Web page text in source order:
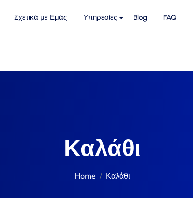
Σχετικά με Εμάς Υπηρεσίες Blog FAQ
Καλάθι
Home Καλάθι